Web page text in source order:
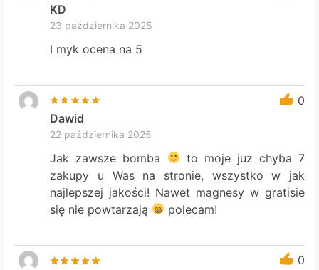
KD
23 października 2025
I myk ocena na 5
0
Dawid
22 października 2025
Jak zawsze bomba
to moje juz chyba 7
zakupy u Was na stronie, wszystko w jak
najlepszej jakości! Nawet magnesy w gratisie
się nie powtarzają
polecam!
0